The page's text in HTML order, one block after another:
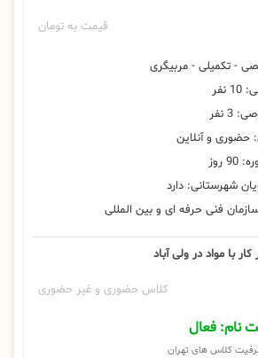
قیمت به تومان
- تکمیلی - مربیگری
نفر
حضوری و آنلاین
روز
شهرستانی: دارد
فنی حرفه ای و بین المللی
با مواد در ولی آباد
کلاس حضوری و غیر حضوری
نام: فعال
کلاس های تهران